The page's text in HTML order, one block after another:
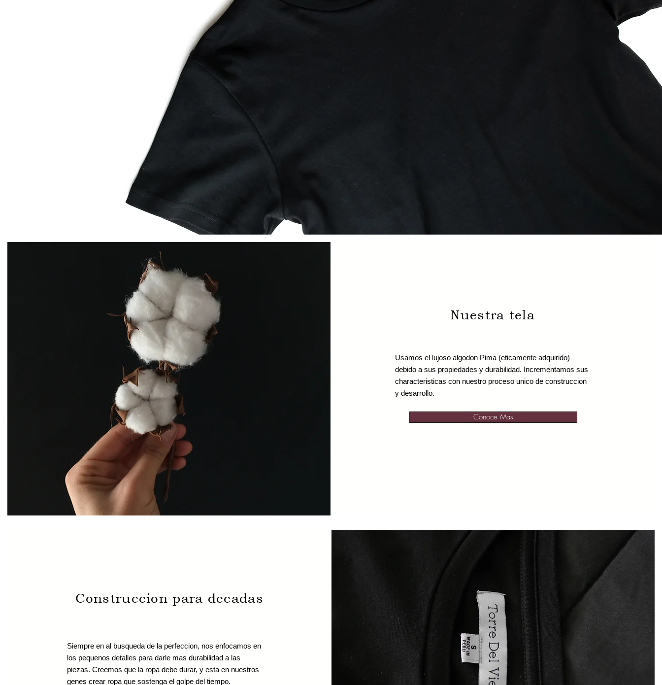
Nuestra tela
Usamos el lujoso algodon Pima (eticamente adquirido)
debido a sus propiedades y durabilidad. Incrementamos sus
characteristicas con nuestro proceso unico de construccion
y desarrollo.
Conoce Mas
Construccion para decadas
Siempre en al busqueda de la perfeccion, nos enfocamos en
los pequenos detalles para darle mas durabilidad a las
piezas. Creemos que la ropa debe durar, y esta en nuestros
genes crear ropa que sostenga el golpe del tiempo.